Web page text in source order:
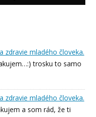
zdravie mladého človeka.
trosku to samo
zdravie mladého človeka.
a som rád, že ti